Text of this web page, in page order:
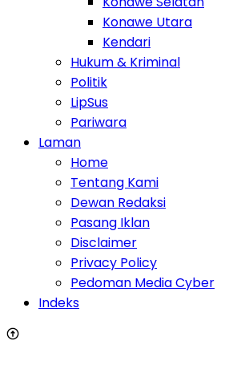
Konawe Utara
Kendari
Hukum & Kriminal
Politik
LipSus
Pariwara
Laman
Home
Tentang Kami
Dewan Redaksi
Pasang Iklan
Disclaimer
Privacy Policy
Pedoman Media Cyber
Indeks